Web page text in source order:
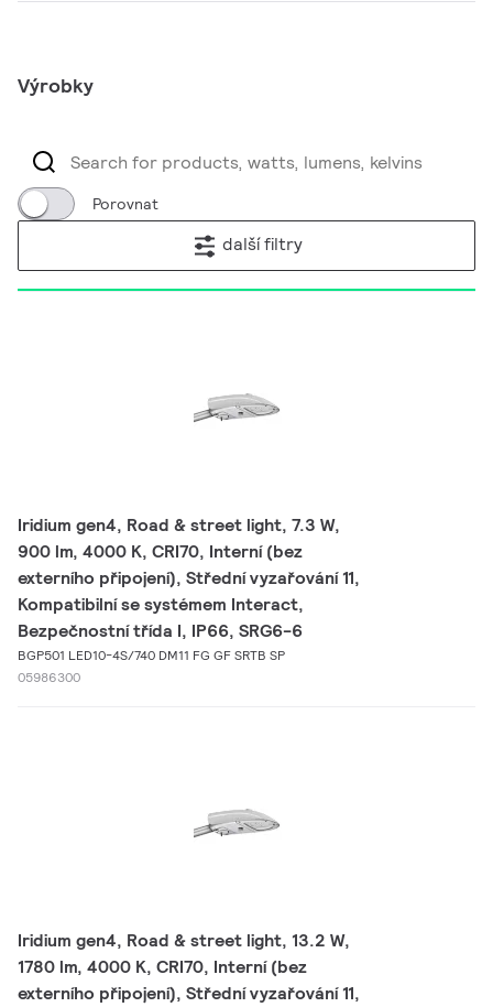
Výrobky
Porovnat
další filtry
Iridium gen4, Road & street light, 7.3 W,
900 lm, 4000 K, CRI70, Interní (bez
externího připojení), Střední vyzařování 11,
Kompatibilní se systémem Interact,
Bezpečnostní třída I, IP66, SRG6-6
BGP501 LED10-4S/740 DM11 FG GF SRTB SP
05986300
Iridium gen4, Road & street light, 13.2 W,
1780 lm, 4000 K, CRI70, Interní (bez
externího připojení), Střední vyzařování 11,